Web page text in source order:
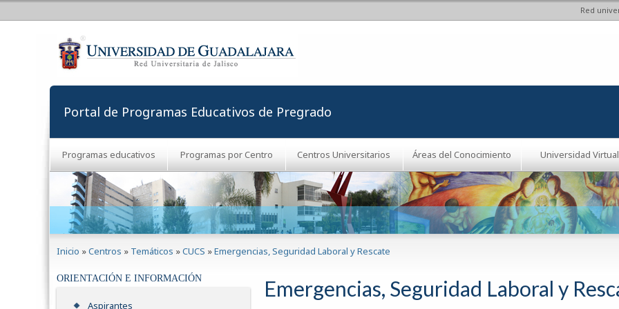
Red
Portal de Programas Educativos de Pregrado
Programas educativos Programas por Centro Centros Universitarios Áreas del Conocimiento Universidad Virtual
Inicio »Centros » Temáticos »CUCS »Emergencias, Seguridad Laboral y Rescate
ORIENTACIÓN E INFORMACIÓN
Aspirantes
Emergencias, Seguridad Laboral y